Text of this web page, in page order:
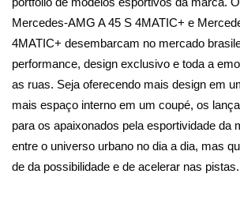
Mercedes-AMG A 45 S 4MATIC+ e
4MATIC+ desembarcam no mercado
performance, design exclusivo e toda a
as ruas. Seja oferecendo mais design em
mais espaço interno em um coupé, os
para os apaixonados pela esportividade da
entre o universo urbano no dia a dia, mas
de da possibilidade e de acelerar nas pistas.